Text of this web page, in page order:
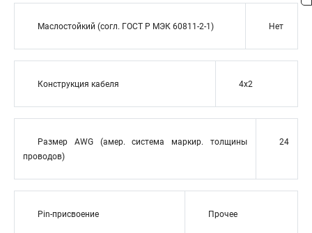
Маслостойкий (согл. ГОСТ Р МЭК 60811-2-1) Нет
Конструкция кабеля 4x2
Размер AWG (амер. система маркир. толщины
проводов)
24
Pin-присвоение Прочее